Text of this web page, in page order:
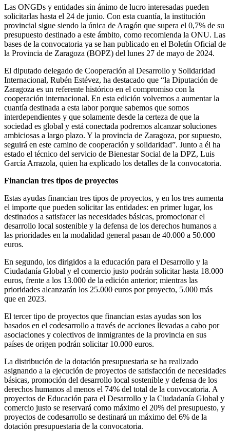
Las ONGDs y entidades sin ánimo de lucro interesadas pueden
solicitarlas hasta el 24 de junio. Con esta cuantía, la institución
provincial sigue siendo la única de Aragón que supera el 0,7% de su
presupuesto destinado a este ámbito, como recomienda la ONU. Las
bases de la convocatoria ya se han publicado en el Boletín Oficial de
la Provincia de Zaragoza (BOPZ) del lunes 27 de mayo de 2024.
El diputado delegado de Cooperación al Desarrollo y Solidaridad
Internacional, Rubén Estévez, ha destacado que “la Diputación de
Zaragoza es un referente histórico en el compromiso con la
cooperación internacional. En esta edición volvemos a aumentar la
cuantía destinada a esta labor porque sabemos que somos
interdependientes y que solamente desde la certeza de que la
sociedad es global y está conectada podremos alcanzar soluciones
ambiciosas a largo plazo. Y la provincia de Zaragoza, por supuesto,
seguirá en este camino de cooperación y solidaridad”. Junto a él ha
estado el técnico del servicio de Bienestar Social de la DPZ, Luis
García Arrazola, quien ha explicado los detalles de la convocatoria.
Financian tres tipos de proyectos
Estas ayudas financian tres tipos de proyectos, y en los tres aumenta
el importe que pueden solicitar las entidades: en primer lugar, los
destinados a satisfacer las necesidades básicas, promocionar el
desarrollo local sostenible y la defensa de los derechos humanos a
las prioridades en la modalidad general pasan de 40.000 a 50.000
euros.
En segundo, los dirigidos a la educación para el Desarrollo y la
Ciudadanía Global y el comercio justo podrán solicitar hasta 18.000
euros, frente a los 13.000 de la edición anterior; mientras las
prioridades alcanzarán los 25.000 euros por proyecto, 5.000 más
que en 2023.
El tercer tipo de proyectos que financian estas ayudas son los
basados en el codesarrollo a través de acciones llevadas a cabo por
asociaciones y colectivos de inmigrantes de la provincia en sus
países de origen podrán solicitar 10.000 euros.
La distribución de la dotación presupuestaria se ha realizado
asignando a la ejecución de proyectos de satisfacción de necesidades
básicas, promoción del desarrollo local sostenible y defensa de los
derechos humanos al menos el 74% del total de la convocatoria. A
proyectos de Educación para el Desarrollo y la Ciudadanía Global y
comercio justo se reservará como máximo el 20% del presupuesto, y
proyectos de codesarrollo se destinará un máximo del 6% de la
dotación presupuestaria de la convocatoria.